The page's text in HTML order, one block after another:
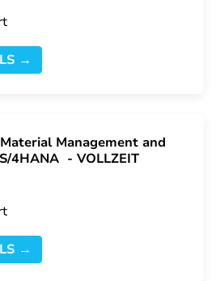
→
Management and
4HANA - VOLLZEIT
→